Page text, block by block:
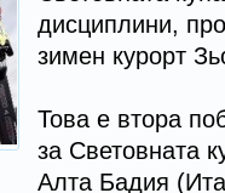
дисциплини,
зимен курорт
Това е втора
за Световната
Алта Бадия